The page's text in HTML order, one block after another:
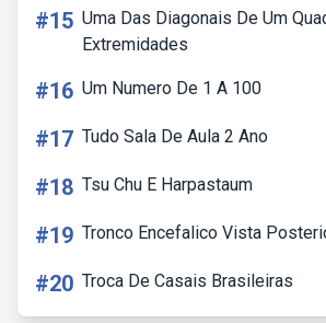
#15 Uma Das Diagonais De Um
Extremidades
#16 Um Numero De 1 A 100
#17 Tudo Sala De Aula 2 Ano
#18 Tsu Chu E Harpastaum
#19 Tronco Encefalico Vista
#20 Troca De Casais Brasileiras